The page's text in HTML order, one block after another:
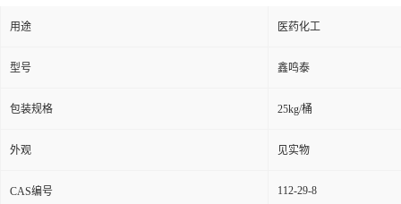
用途 医药化工
型号 鑫鸣泰
包装规格 25kg/桶
外观 见实物
CAS编号 112-29-8